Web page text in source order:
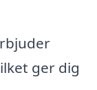
ger dig